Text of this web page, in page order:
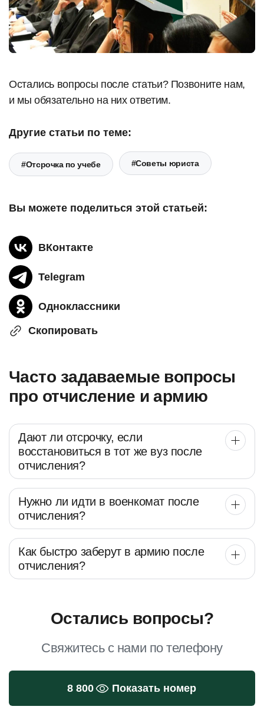
Остались вопросы после статьи? Позвоните нам,
и мы обязательно на них ответим.
Другие статьи по теме:
#Отсрочка по учебе #Советы юриста
Вы можете поделиться этой статьей:
ВКонтакте
Telegram
Одноклассники
Скопировать
Часто задаваемые вопросы
про отчисление и армию
Дают ли отсрочку, если
восстановиться в тот же вуз после
отчисления?
Нужно ли идти в военкомат после
отчисления?
Как быстро заберут в армию после
отчисления?
Остались вопросы?
Свяжитесь с нами по телефону
8 800 Показать номер